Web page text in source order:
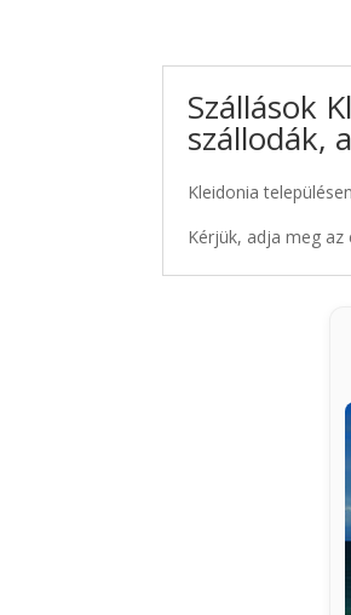
Szállások
szállodák,
Kleidonia
Kérjük, adja meg